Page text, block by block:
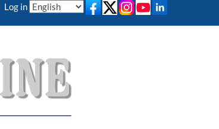
| Log in